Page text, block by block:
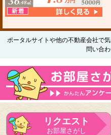
ポータルサイトや他の不動産会社で
問い合わ
リクエスト
お部屋さがし